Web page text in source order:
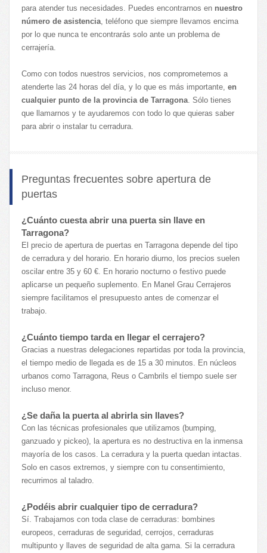
para atender tus necesidades. Puedes encontrarnos en nuestro
número de asistencia , teléfono que siempre llevamos encima
por lo que nunca te encontrarás solo ante un problema de
cerrajería.
Como con todos nuestros servicios, nos comprometemos a
atenderte las 24 horas del día, y lo que es más importante, en
cualquier punto de la provincia de Tarragona . Sólo tienes
que llamarnos y te ayudaremos con todo lo que quieras saber
para abrir o instalar tu cerradura.
Preguntas frecuentes sobre apertura de
puertas
¿Cuánto cuesta abrir una puerta sin llave en
Tarragona?
El precio de apertura de puertas en Tarragona depende del tipo
de cerradura y del horario. En horario diurno, los precios suelen
oscilar entre 35 y 60 €. En horario nocturno o festivo puede
aplicarse un pequeño suplemento. En Manel Grau Cerrajeros
siempre facilitamos el presupuesto antes de comenzar el
trabajo.
¿Cuánto tiempo tarda en llegar el cerrajero?
Gracias a nuestras delegaciones repartidas por toda la provincia,
el tiempo medio de llegada es de 15 a 30 minutos. En núcleos
urbanos como Tarragona, Reus o Cambrils el tiempo suele ser
incluso menor.
¿Se daña la puerta al abrirla sin llaves?
Con las técnicas profesionales que utilizamos (bumping,
ganzuado y pickeo), la apertura es no destructiva en la inmensa
mayoría de los casos. La cerradura y la puerta quedan intactas.
Solo en casos extremos, y siempre con tu consentimiento,
recurrimos al taladro.
¿Podéis abrir cualquier tipo de cerradura?
Sí. Trabajamos con toda clase de cerraduras: bombines
europeos, cerraduras de seguridad, cerrojos, cerraduras
multipunto y llaves de seguridad de alta gama. Si la cerradura